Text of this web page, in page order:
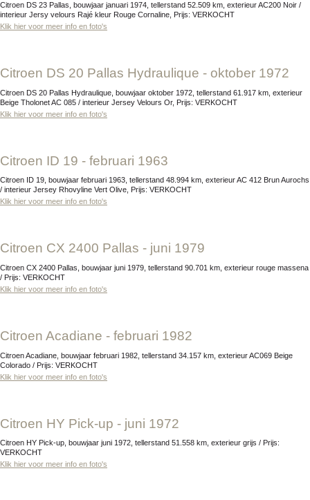
Citroen DS 23 Pallas, bouwjaar januari 1974, tellerstand 52.509 km, exterieur AC200 Noir /
interieur Jersy velours Rajé kleur Rouge Cornaline, Prijs: VERKOCHT
Klik hier voor meer info en foto's
Citroen DS 20 Pallas Hydraulique - oktober 1972
Citroen DS 20 Pallas Hydraulique, bouwjaar oktober 1972, tellerstand 61.917 km, exterieur
Beige Tholonet AC 085 / interieur Jersey Velours Or, Prijs: VERKOCHT
Klik hier voor meer info en foto's
Citroen ID 19 - februari 1963
Citroen ID 19, bouwjaar februari 1963, tellerstand 48.994 km, exterieur AC 412 Brun Aurochs
/ interieur Jersey Rhovyline Vert Olive, Prijs: VERKOCHT
Klik hier voor meer info en foto's
Citroen CX 2400 Pallas - juni 1979
Citroen CX 2400 Pallas, bouwjaar juni 1979, tellerstand 90.701 km, exterieur rouge massena
/ Prijs: VERKOCHT
Klik hier voor meer info en foto's
Citroen Acadiane - februari 1982
Citroen Acadiane, bouwjaar februari 1982, tellerstand 34.157 km, exterieur AC069 Beige
Colorado / Prijs: VERKOCHT
Klik hier voor meer info en foto's
Citroen HY Pick-up - juni 1972
Citroen HY Pick-up, bouwjaar juni 1972, tellerstand 51.558 km, exterieur grijs / Prijs:
VERKOCHT
Klik hier voor meer info en foto's